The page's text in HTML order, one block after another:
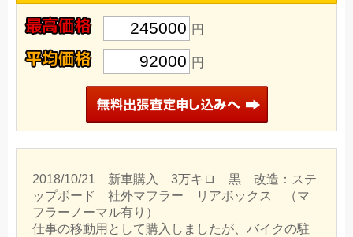
245000 円
92000 円
2018/10/21 新車購入 3万キロ 黒 改造：ステ
ップボード 社外マフラー リアボックス （マ
フラーノーマル有り）
仕事の移動用として購入しましたが、バイクの駐